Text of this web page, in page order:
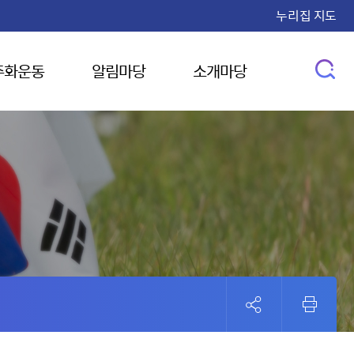
누리집 지도
운동 알림마당 소개마당